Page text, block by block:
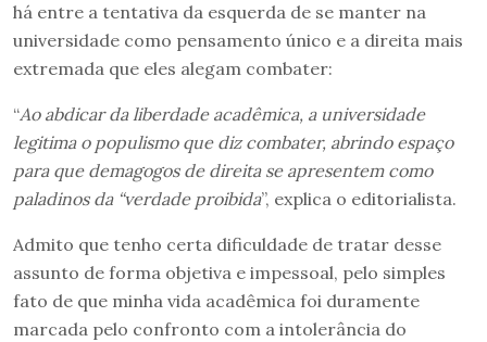
há entre a tentativa da esquerda de se manter na
universidade como pensamento único e a direita mais
extremada que eles alegam combater:
“Ao abdicar da liberdade acadêmica, a universidade
legitima o populismo que diz combater, abrindo espaço
para que demagogos de direita se apresentem como
paladinos da “verdade proibida”, explica o editorialista.
Admito que tenho certa dificuldade de tratar desse
assunto de forma objetiva e impessoal, pelo simples
fato de que minha vida acadêmica foi duramente
marcada pelo confronto com a intolerância do